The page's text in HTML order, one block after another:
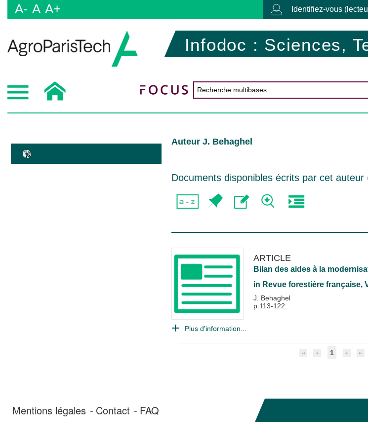
A- A A+ Identifiez-vous
Infodoc : Sciences,
Auteur J. Behaghel
Documents disponibles écrits par cet auteur
ARTICLE
Bilan des aides à la
in Revue forestière française,
J. Behaghel
p.113-122
Plus d'information...
1
Mentions légales Contact FAQ